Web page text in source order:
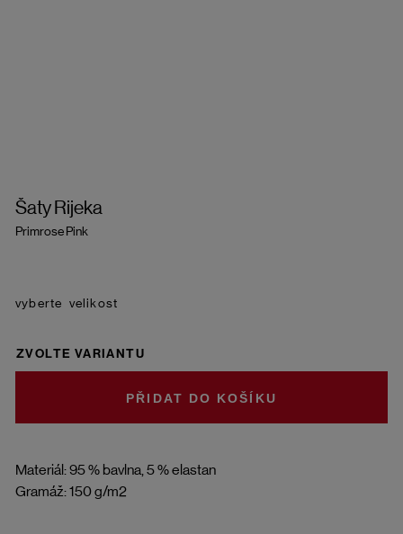
Šaty Rijeka
Primrose Pink
Materiál: 95 % bavlna, 5 % elastan
Gramáž: 150 g/m2
velikost
ZVOLTE VARIANTU
DO KOŠÍKU